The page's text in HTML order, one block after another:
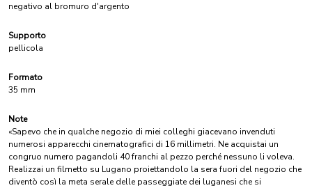
negativo al bromuro d'argento
Supporto
pellicola
Formato
35 mm
Note
«Sapevo che in qualche negozio di miei colleghi giacevano invenduti
numerosi apparecchi cinematografici di 16 millimetri. Ne acquistai un
congruo numero pagandoli 40 franchi al pezzo perché nessuno li voleva.
Realizzai un filmetto su Lugano proiettandolo la sera fuori del negozio che
diventò così la meta serale delle passeggiate dei luganesi che si